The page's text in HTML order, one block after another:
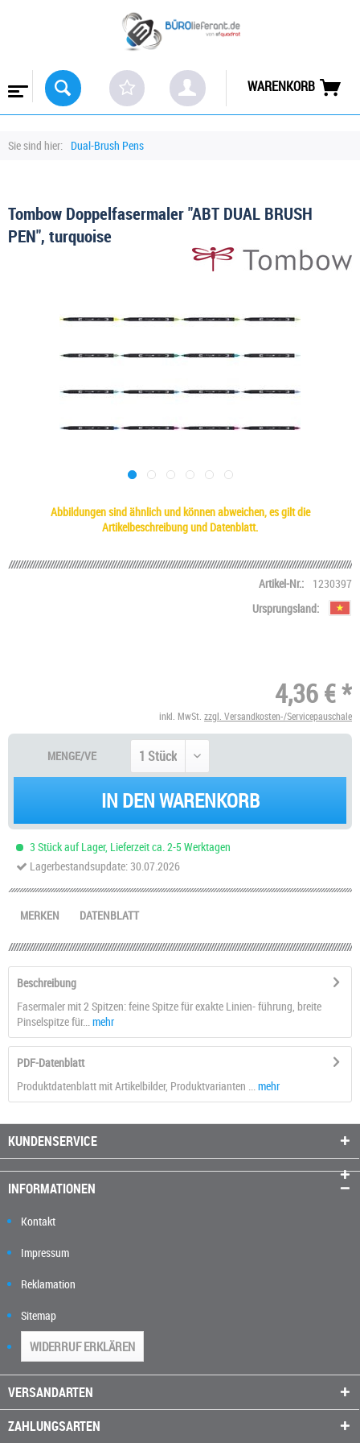
WARENKORB
Sie sind hier: Dual-Brush Pens
Tombow Doppelfasermaler "ABT DUAL BRUSH
PEN", turquoise
Abbildungen sind ähnlich und können abweichen, es gilt die
Artikelbeschreibung und Datenblatt.
Artikel-Nr.:
1230397
Ursprungsland:
4,36 € *
inkl. MwSt. zzgl. Versandkosten-/Servicepauschale
MENGE/VE
IN DEN WARENKORB
3 Stück auf Lager, Lieferzeit ca. 2-5 Werktagen
Lagerbestandsupdate: 30.07.2026
DATENBLATT
MERKEN
Beschreibung
Fasermaler mit 2 Spitzen: feine Spitze für exakte Linien- führung, breite
Pinselspitze für... mehr
PDF-Datenblatt
Produktdatenblatt mit Artikelbilder, Produktvarianten ... mehr
KUNDENSERVICE
INFORMATIONEN
Kontakt
Impressum
Reklamation
Sitemap
WIDERRUF ERKLÄREN
VERSANDARTEN
ZAHLUNGSARTEN